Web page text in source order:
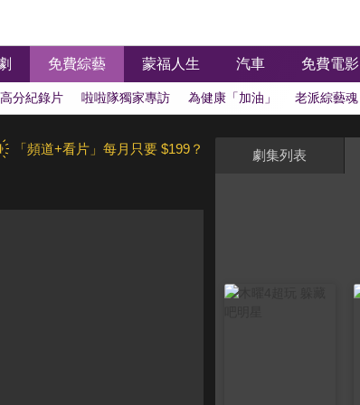
免費綜藝 蒙福人生 汽車 免費電影
高分紀錄片 啦啦隊獨家專訪 為健康「加油」 老派綜藝魂
「頻道+看片」每月只要 $199？ 劇集列表